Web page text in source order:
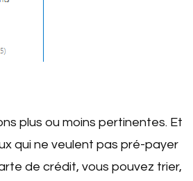
plus ou moins pertinentes. Et
qui ne veulent pas pré-payer
de crédit, vous pouvez trier,